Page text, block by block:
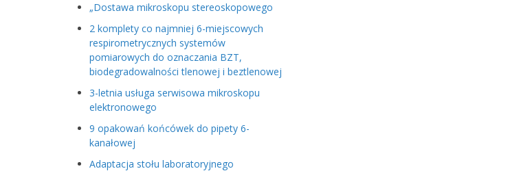
„Dostawa mikroskopu stereoskopowego
2 komplety co najmniej 6-miejscowych
respirometrycznych systemów
pomiarowych do oznaczania BZT,
biodegradowalności tlenowej i beztlenowej
3-letnia usługa serwisowa mikroskopu
elektronowego
9 opakowań końcówek do pipety 6-
kanałowej
Adaptacja stołu laboratoryjnego